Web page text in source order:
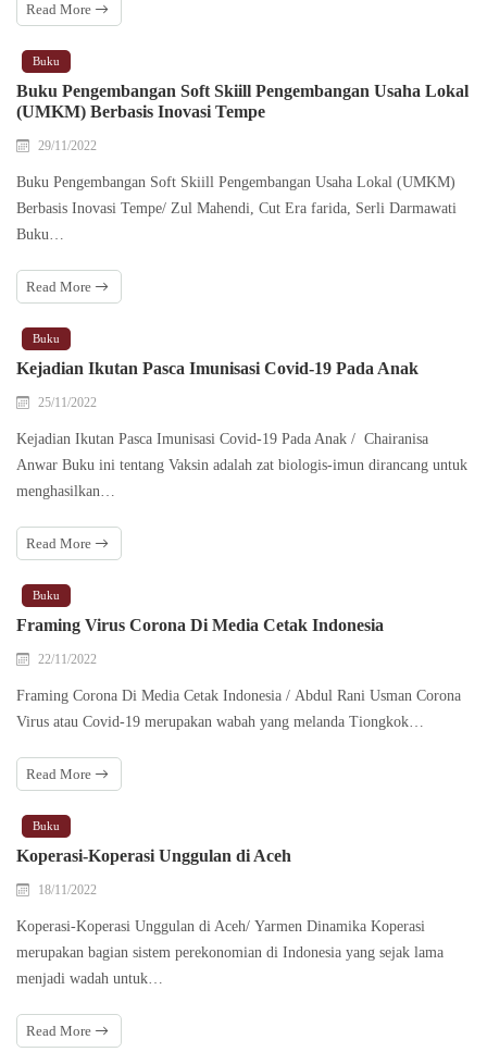
Read More
Buku
Buku Pengembangan Soft Skiill Pengembangan Usaha Lokal
(UMKM) Berbasis Inovasi Tempe
29/11/2022
Buku Pengembangan Soft Skiill Pengembangan Usaha Lokal (UMKM)
Berbasis Inovasi Tempe/ Zul Mahendi, Cut Era farida, Serli Darmawati
Buku…
Read More
Buku
Kejadian Ikutan Pasca Imunisasi Covid-19 Pada Anak
25/11/2022
Kejadian Ikutan Pasca Imunisasi Covid-19 Pada Anak / Chairanisa
Anwar Buku ini tentang Vaksin adalah zat biologis-imun dirancang untuk
menghasilkan…
Read More
Buku
Framing Virus Corona Di Media Cetak Indonesia
22/11/2022
Framing Corona Di Media Cetak Indonesia / Abdul Rani Usman Corona
Virus atau Covid-19 merupakan wabah yang melanda Tiongkok…
Read More
Buku
Koperasi-Koperasi Unggulan di Aceh
18/11/2022
Koperasi-Koperasi Unggulan di Aceh/ Yarmen Dinamika Koperasi
merupakan bagian sistem perekonomian di Indonesia yang sejak lama
menjadi wadah untuk…
Read More